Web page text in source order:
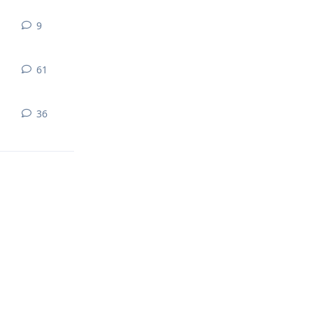
9
61
36